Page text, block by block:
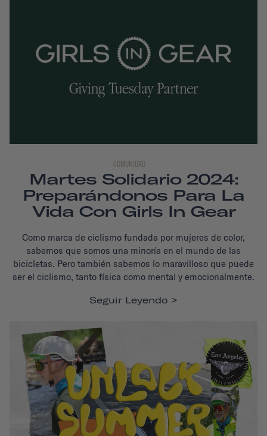
COMUNIDAD
Martes Solidario 2024:
Preparándonos Para La
Vida Con Girls In Gear
Como marca de ciclismo fundada por mujeres de color,
sabemos que somos una minoría en el mundo de las
bicicletas. Pero también sabemos lo maravilloso que puede
ser el ciclismo, tanto física como mental y emocionalmente.
Seguir Leyendo